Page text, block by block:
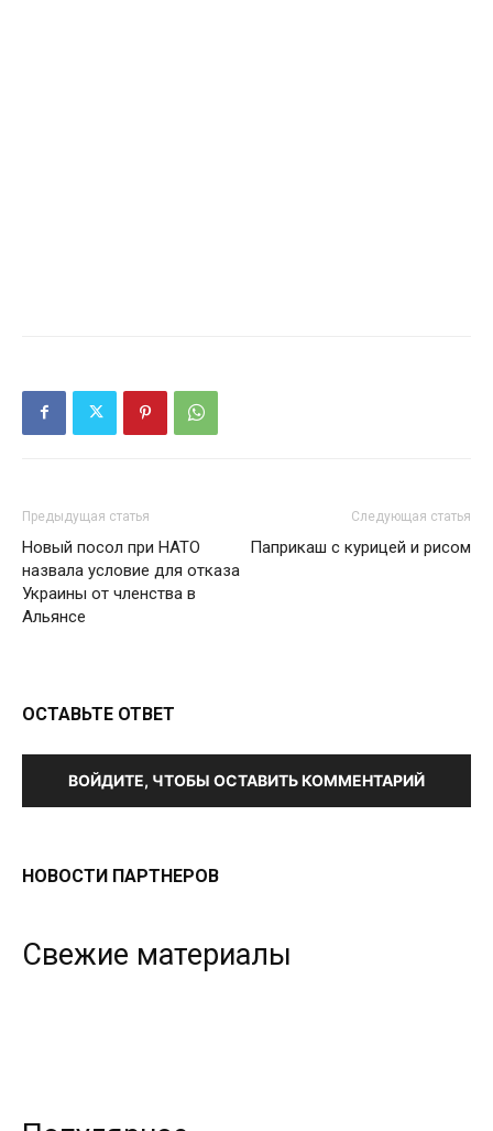
Предыдущая статья
Новый посол при НАТО
назвала условие для отказа
Украины от членства в
Альянсе
Следующая статья
Паприкаш с курицей и рисом
ОСТАВЬТЕ ОТВЕТ
ВОЙДИТЕ, ЧТОБЫ ОСТАВИТЬ КОММЕНТАРИЙ
НОВОСТИ ПАРТНЕРОВ
Свежие материалы